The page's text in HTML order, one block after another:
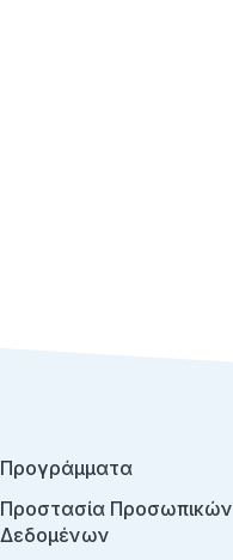
Προγράμματα
Προστασία Προσωπικών
Δεδομένων